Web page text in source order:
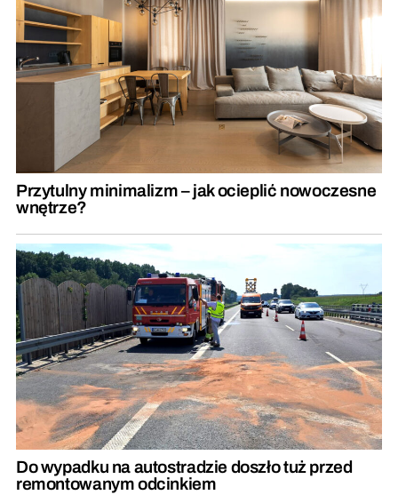
Przytulny minimalizm – jak ocieplić nowoczesne
wnętrze?
Do wypadku na autostradzie doszło tuż przed
remontowanym odcinkiem